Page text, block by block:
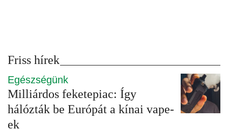
Friss hírek
Egészségünk
Milliárdos feketepiac: Így
hálózták be Európát a kínai vape-
ek